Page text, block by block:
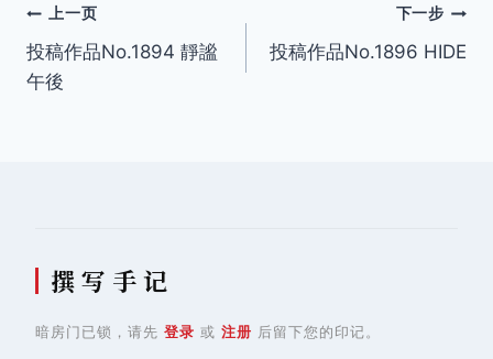
文
章
上一页
投稿作品No.1894 靜謐
午後
下一步
投稿作品No.1896 HIDE
撰 写 手 记
暗房门已锁，请先 登录 或 注册 后留下您的印记。